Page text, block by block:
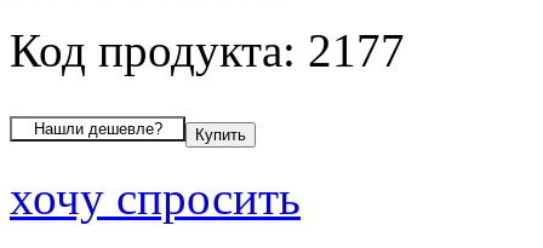
Код продукта: 2177
хочу спросить